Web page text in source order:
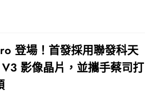
登場！首發採用聯發科天
影像晶片，並攜手蔡司打